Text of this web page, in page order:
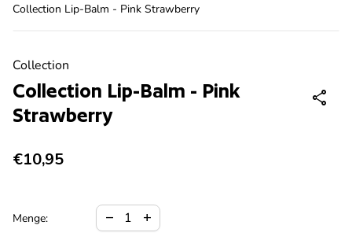
Collection Lip-Balm - Pink Strawberry
Collection
Collection Lip-Balm - Pink
Strawberry
share
Regulärer Preis
€10,95
Menge:
Verringerung der Menge für
remove
Menge erhöhen für
add